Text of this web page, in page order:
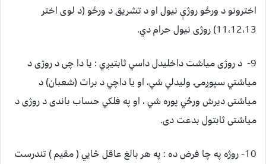
اخترونو د ورځو روژې نيول او د تشريق د ورځو (د لوی اختر
11،12،13) روژی نيول حرام دي.
9- د روژی مياشت داخليدل داسي ثابتيږي : يا دا چی د روژی د
مياشتي سپوږمۍ وليدلي شي، او يا داچي د برات (شعبان) د
مياشتی ديرش ورځي پوره شي ، او په فلکي حساب باندی د روژی د
مياشتی ثابتول بدعت دی.
10- روژه په چا فرض ده : په هر بالغ عاقل ځايي ( مقيم ) تندرست